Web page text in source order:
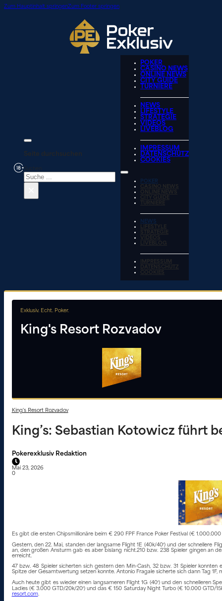
Zum Hauptinhalt springenZum Footer springen
Seite durchsuchen
POKER
CASINO NEWS
ONLINE NEWS
CITY GUIDE
TURNIERE
NEWS
LIFESTYLE
STRATEGIE
VIDEOS
LIVEBLOG
IMPRESSUM
DATENSCHUTZ
COOKIES
POKER
CASINO NEWS
ONLINE NEWS
CITY GUIDE
TURNIERE
NEWS
LIFESTYLE
STRATEGIE
VIDEOS
LIVEBLOG
IMPRESSUM
DATENSCHUTZ
COOKIES
Exklusiv. Echt. Poker.
King's Resort Rozvadov
King's Resort Rozvadov
King’s: Sebastian Kotowicz führt
Pokerexklusiv Redaktion
Mai 23, 2026
0
Es gibt die ersten Chipsmillionäre beim € 290 FPF France Poker Festival (€ 1.000.000
Gestern, den 22. Mai, standen der langsame Flight 1E (40k/40′) und der schnellere
an, den großen Ansturm gab es aber bislang nicht.210 bzw. 238 Spieler gingen an
erreicht.
47 bzw. 48 Spieler sicherten sich gestern den Min-Cash, 32 bzw. 31 Spieler
Spitze der Gesamtwertung setzen konnte. Antonio Fragale sicherte sich dann Tag 1F,
Auch heute gibt es wieder einen langsameren Flight 1G (40′) und den schnelleren
Ladies (€ 3.000 GTD/20k/20′) und das € 150 Saturday Night Turbo (€ 10.000 GTD/
resort.com.